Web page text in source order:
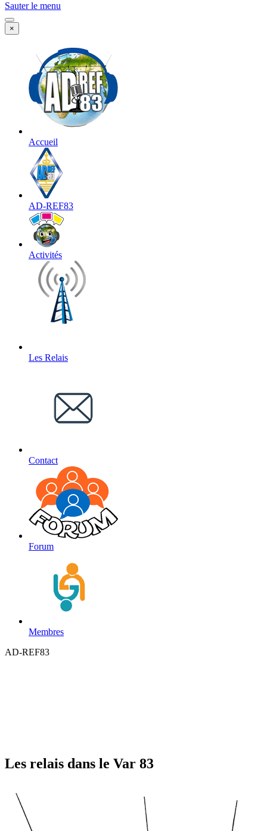
Sauter le menu
×
Accueil
AD-REF83
Activités
Les Relais
Contact
Forum
Membres
AD-REF83
Les relais dans le Var 83